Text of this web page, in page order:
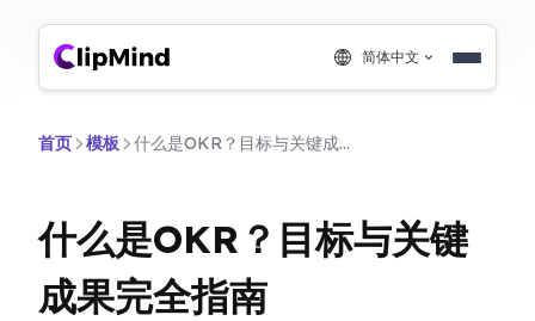
简体中文
首页 模板 什么是OKR？目标与关键成果完全指南
什么是OKR？目标与关键
成果完全指南